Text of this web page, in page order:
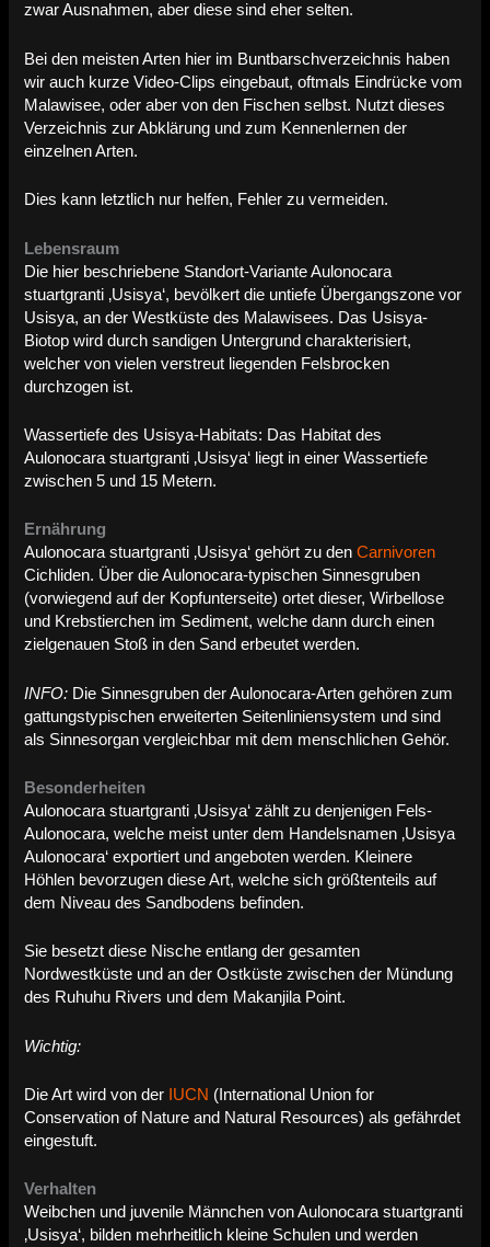
zwar Ausnahmen, aber diese sind eher selten.
Bei den meisten Arten hier im Buntbarschverzeichnis haben
wir auch kurze Video-Clips eingebaut, oftmals Eindrücke vom
Malawisee, oder aber von den Fischen selbst. Nutzt dieses
Verzeichnis zur Abklärung und zum Kennenlernen der
einzelnen Arten.
Dies kann letztlich nur helfen, Fehler zu vermeiden.
Lebensraum
Die hier beschriebene Standort-Variante Aulonocara
stuartgranti ‚Usisya‘, bevölkert die untiefe Übergangszone vor
Usisya, an der Westküste des Malawisees. Das Usisya-
Biotop wird durch sandigen Untergrund charakterisiert,
welcher von vielen verstreut liegenden Felsbrocken
durchzogen ist.
Wassertiefe des Usisya-Habitats: Das Habitat des
Aulonocara stuartgranti ‚Usisya‘ liegt in einer Wassertiefe
zwischen 5 und 15 Metern.
Ernährung
Aulonocara stuartgranti ‚Usisya‘ gehört zu den Carnivoren
Cichliden. Über die Aulonocara-typischen Sinnesgruben
(vorwiegend auf der Kopfunterseite) ortet dieser, Wirbellose
und Krebstierchen im Sediment, welche dann durch einen
zielgenauen Stoß in den Sand erbeutet werden.
INFO: Die Sinnesgruben der Aulonocara-Arten gehören zum
gattungstypischen erweiterten Seitenliniensystem und sind
als Sinnesorgan vergleichbar mit dem menschlichen Gehör.
Besonderheiten
Aulonocara stuartgranti ‚Usisya‘ zählt zu denjenigen Fels-
Aulonocara, welche meist unter dem Handelsnamen ‚Usisya
Aulonocara‘ exportiert und angeboten werden. Kleinere
Höhlen bevorzugen diese Art, welche sich größtenteils auf
dem Niveau des Sandbodens befinden.
Sie besetzt diese Nische entlang der gesamten
Nordwestküste und an der Ostküste zwischen der Mündung
des Ruhuhu Rivers und dem Makanjila Point.
Wichtig:
Die Art wird von der IUCN (International Union for
Conservation of Nature and Natural Resources) als gefährdet
eingestuft.
Verhalten
Weibchen und juvenile Männchen von Aulonocara stuartgranti
‚Usisya‘, bilden mehrheitlich kleine Schulen und werden